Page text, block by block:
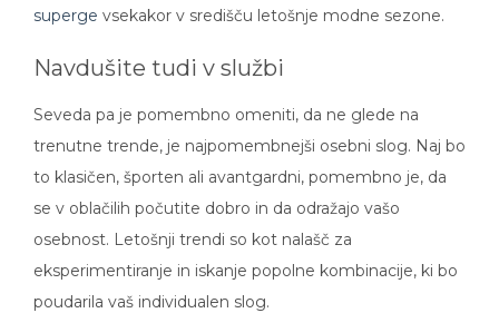
superge vsekakor v središču letošnje modne sezone.
Navdušite tudi v službi
Seveda pa je pomembno omeniti, da ne glede na
trenutne trende, je najpomembnejši osebni slog. Naj bo
to klasičen, športen ali avantgardni, pomembno je, da
se v oblačilih počutite dobro in da odražajo vašo
osebnost. Letošnji trendi so kot nalašč za
eksperimentiranje in iskanje popolne kombinacije, ki bo
poudarila vaš individualen slog.